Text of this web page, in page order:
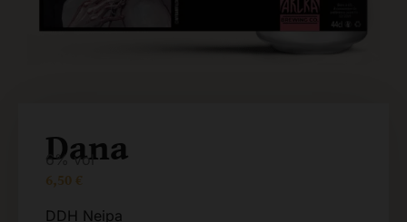
Dana
6% vol
6,50 €
DDH Neipa